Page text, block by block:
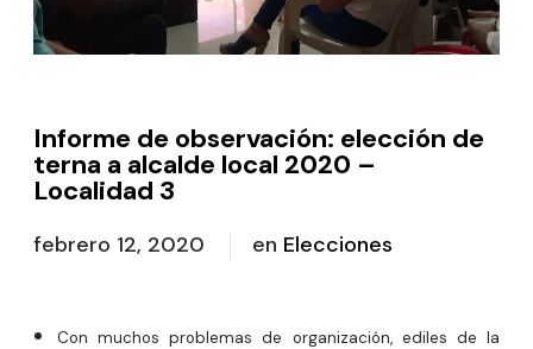
Informe de observación: elección de
terna a alcalde local 2020 –
Localidad 3
febrero 12, 2020 en Elecciones
Con muchos problemas de organización, ediles de la